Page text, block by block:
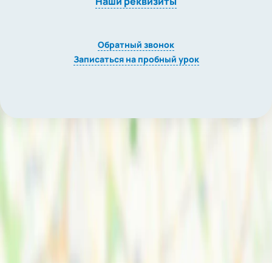
Обратный звонок
Записаться на пробный урок